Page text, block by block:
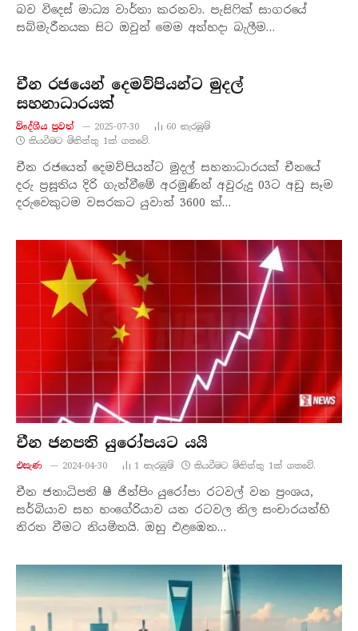
බව විදෙස් මාධ්‍ය වාර්තා කරනවා. පැසිෆික් සාගරයේ
සබ්මැරීනයක සිට ඔවුන් මෙම අත්හදා බැලීම…
චීන රජයෙන් දෙමව්පියන්ට මුදල්
සහනාධාරයක්
විදේශීය පුවත් 2025-07-30 60 නැරඹු​ම්
කියවීමට මිනිත්තු 1ක් ගතවේ.
චීන රජයෙන් දෙමව්පියන්ට මුදල් සහනාධාරයක් චීනයේ
දරු ප්‍රසූතිය දිරි ගැන්වීමේ අරමුණින් අවුරුදු 03ට අඩු සෑම
දරුවෙකුටම වසරකට යුවාන් 3600 ක්…
චීන ජනපති යුරෝපයට යයි
එසැණ 2024-04-30 1 නැරඹු​ම් කියවීමට මිනිත්තු 1ක් ගතවේ.
චීන ජනාධිපති ෂී ජින්පිං යුරෝපා රටවල් වන ප්‍රංශය,
සර්බියාව සහ හංගේරියාව යන රටවල නිල සංචාරයන්හි
නිරත වීමට නියමිතයි. ඔහු එළඹෙන…